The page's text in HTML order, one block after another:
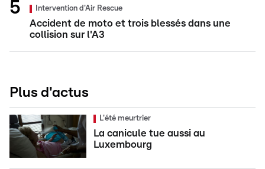
Intervention d'Air Rescue
Accident de moto et trois blessés dans une
collision sur l'A3
Plus d'actus
L'été meurtrier
La canicule tue aussi au
Luxembourg